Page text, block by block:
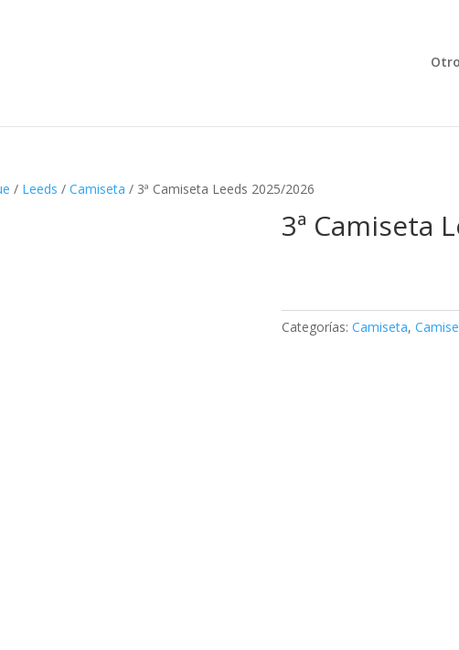
/ Leeds / Camiseta / 3ª Camiseta Leeds 2025/2026
3ª Camiseta
Categorías: Camiseta,